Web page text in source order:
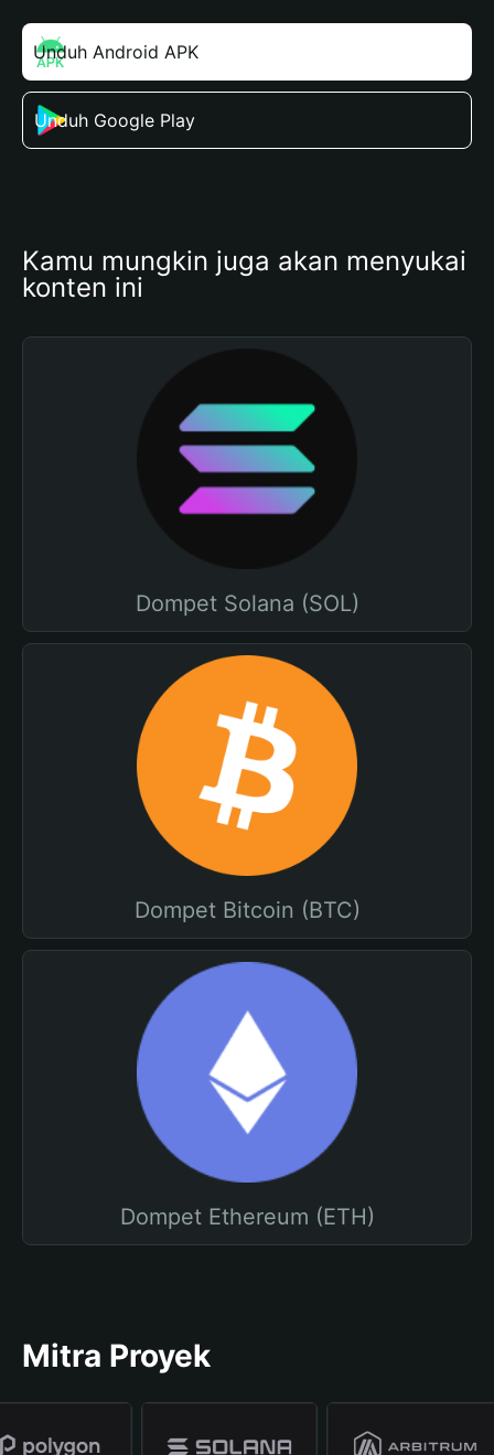
Unduh Android APK
Unduh Google Play
Kamu mungkin juga akan menyukai
konten ini
Dompet Solana (SOL)
Dompet Bitcoin (BTC)
Dompet Ethereum (ETH)
Mitra Proyek